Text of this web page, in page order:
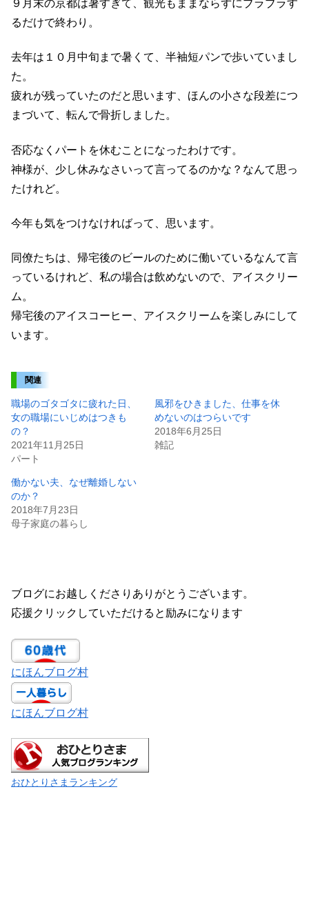
９月末の京都は暑すぎて、観光もままならずにブラブラす
るだけで終わり。
去年は１０月中旬まで暑くて、半袖短パンで歩いていまし
た。
疲れが残っていたのだと思います、ほんの小さな段差につ
まづいて、転んで骨折しました。
否応なくパートを休むことになったわけです。
神様が、少し休みなさいって言ってるのかな？なんて思っ
たけれど。
今年も気をつけなければって、思います。
同僚たちは、帰宅後のビールのために働いているなんて言
っているけれど、私の場合は飲めないので、アイスクリー
ム。
帰宅後のアイスコーヒー、アイスクリームを楽しみにして
います。
関連
職場のゴタゴタに疲れた日、
女の職場にいじめはつきも
の？
2021年11月25日
パート
風邪をひきました、仕事を休
めないのはつらいです
2018年6月25日
雑記
働かない夫、なぜ離婚しない
のか？
2018年7月23日
母子家庭の暮らし
ブログにお越しくださりありがとうございます。
応援クリックしていただけると励みになります
にほんブログ村
にほんブログ村
おひとりさまランキング